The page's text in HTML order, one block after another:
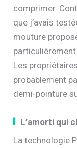
comprimer.
que j’avais
mouture
Les
probablement
demi-pointure
L’amorti qui
La technologie